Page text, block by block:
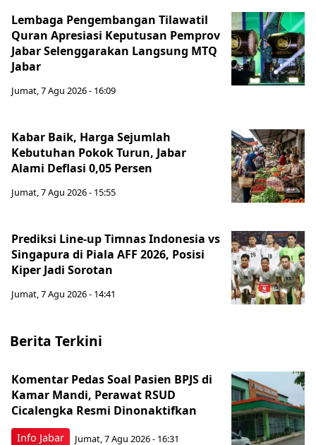
Lembaga Pengembangan Tilawatil
Quran Apresiasi Keputusan Pemprov
Jabar Selenggarakan Langsung MTQ
Jabar
Jumat, 7 Agu 2026 - 16:09
Kabar Baik, Harga Sejumlah
Kebutuhan Pokok Turun, Jabar
Alami Deflasi 0,05 Persen
Jumat, 7 Agu 2026 - 15:55
Prediksi Line-up Timnas Indonesia vs
Singapura di Piala AFF 2026, Posisi
Kiper Jadi Sorotan
Jumat, 7 Agu 2026 - 14:41
Berita Terkini
Info Jabar
Komentar Pedas Soal Pasien BPJS di
Kamar Mandi, Perawat RSUD
Cicalengka Resmi Dinonaktifkan
Jumat, 7 Agu 2026 - 16:31